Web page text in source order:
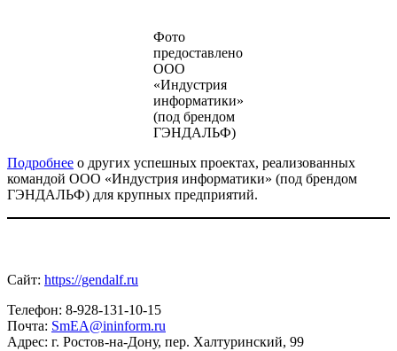
Фото
предоставлено
ООО
«Индустрия
информатики»
(под брендом
ГЭНДАЛЬФ)
Подробнее о других успешных проектах, реализованных
командой ООО «Индустрия информатики» (под брендом
ГЭНДАЛЬФ) для крупных предприятий.
Сайт: https://gendalf.ru
Телефон: 8-928-131-10-15
Почта: SmEA@ininform.ru
Адрес: г. Ростов-на-Дону, пер. Халтуринский, 99